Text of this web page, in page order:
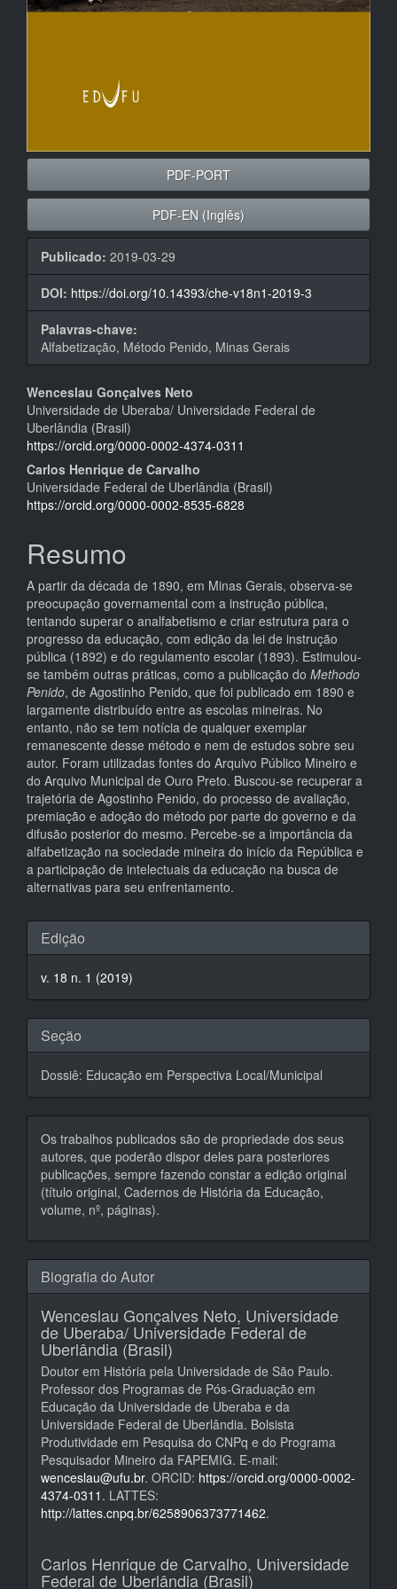
PDF-PORT
PDF-EN (Inglês)
Publicado: 2019-03-29
DOI: https://doi.org/10.14393/che-v18n1-2019-3
Palavras-chave:
Alfabetização, Método Penido, Minas Gerais
Conteúdo
do
artigo
principal
Wenceslau Gonçalves Neto
Universidade de Uberaba/ Universidade Federal de
Uberlândia (Brasil)
https://orcid.org/0000-0002-4374-0311
Carlos Henrique de Carvalho
Universidade Federal de Uberlândia (Brasil)
https://orcid.org/0000-0002-8535-6828
Resumo
A partir da década de 1890, em Minas Gerais, observa-se
preocupação governamental com a instrução pública,
tentando superar o analfabetismo e criar estrutura para o
progresso da educação, com edição da lei de instrução
pública (1892) e do regulamento escolar (1893). Estimulou-
se também outras práticas, como a publicação do Methodo
Penido, de Agostinho Penido, que foi publicado em 1890 e
largamente distribuído entre as escolas mineiras. No
entanto, não se tem notícia de qualquer exemplar
remanescente desse método e nem de estudos sobre seu
autor. Foram utilizadas fontes do Arquivo Público Mineiro e
do Arquivo Municipal de Ouro Preto. Buscou-se recuperar a
trajetória de Agostinho Penido, do processo de avaliação,
premiação e adoção do método por parte do governo e da
difusão posterior do mesmo. Percebe-se a importância da
alfabetização na sociedade mineira do início da República e
a participação de intelectuais da educação na busca de
alternativas para seu enfrentamento.
Detalhes
do
artigo
Edição
v. 18 n. 1 (2019)
Seção
Dossiê: Educação em Perspectiva Local/Municipal
Os trabalhos publicados são de propriedade dos seus
autores, que poderão dispor deles para posteriores
publicações, sempre fazendo constar a edição original
(título original, Cadernos de História da Educação,
volume, nº, páginas).
Biografia do Autor
Wenceslau Gonçalves Neto, Universidade
de Uberaba/ Universidade Federal de
Uberlândia (Brasil)
Doutor em História pela Universidade de São Paulo.
Professor dos Programas de Pós-Graduação em
Educação da Universidade de Uberaba e da
Universidade Federal de Uberlândia. Bolsista
Produtividade em Pesquisa do CNPq e do Programa
Pesquisador Mineiro da FAPEMIG. E-mail:
wenceslau@ufu.br. ORCID: https://orcid.org/0000-0002-
4374-0311 . LATTES:
http://lattes.cnpq.br/6258906373771462.
Carlos Henrique de Carvalho, Universidade
Federal de Uberlândia (Brasil)